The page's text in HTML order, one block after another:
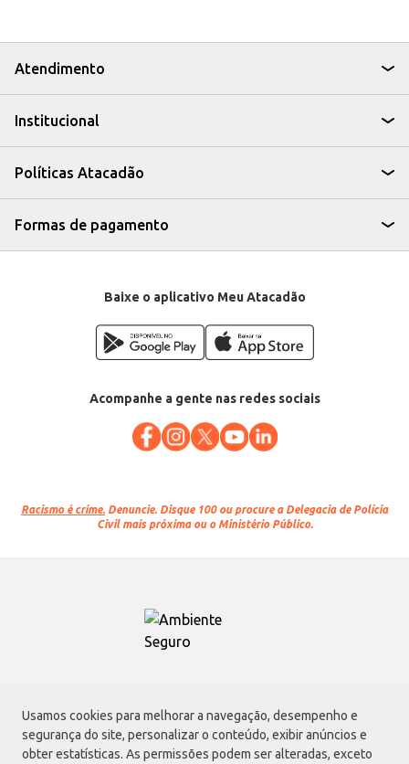
Usamos cookies para melhorar a navegação, desempenho e
segurança do site, personalizar o conteúdo, exibir anúncios e
obter estatísticas. As permissões podem ser alteradas, exceto
Atendimento
Institucional
Políticas Atacadão
Formas de pagamento
Baixe o aplicativo Meu Atacadão
Acompanhe a gente nas redes sociais
Racismo é crime. Denuncie. Disque 100 ou procure a Delegacia de Polícia
Civil mais próxima ou o Ministério Público.
Atacadão S.A.
Avenida Morvan Dias de Figueiredo, 6169, Vila Maria, São Paulo - SP | CEP
02170-901 | CNPJ: 75.315.333/0001-09